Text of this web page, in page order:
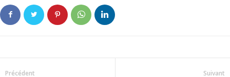
Précédent Suivant